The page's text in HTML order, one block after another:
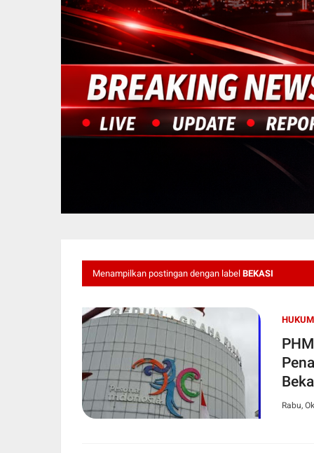
Menampilkan postingan dengan label BEKASI
HUKUM
Rabu,